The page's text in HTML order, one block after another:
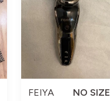
FEIYA
NO SIZE